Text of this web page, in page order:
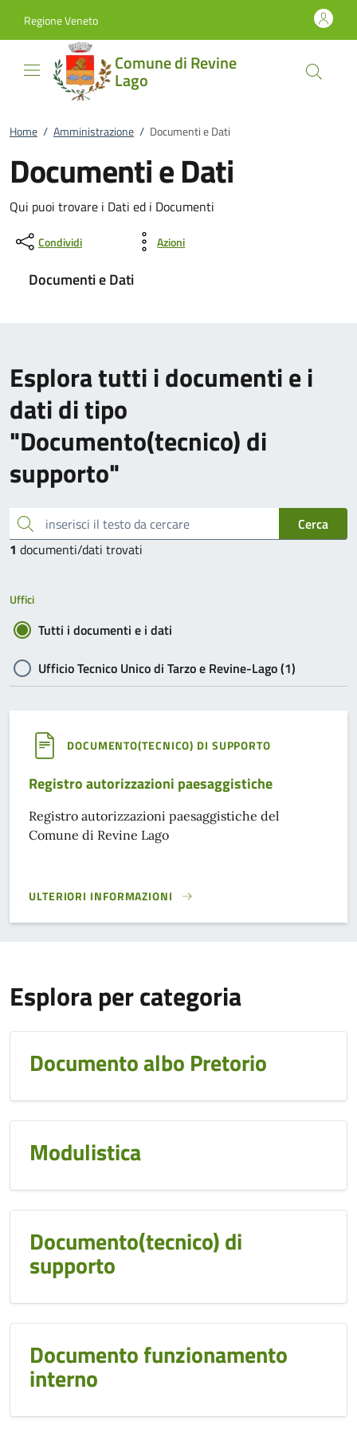
Regione Veneto
Comune di Revine
Lago
Home / Amministrazione / Documenti e Dati
Documenti e Dati
Qui puoi trovare i Dati ed i Documenti
Condividi Azioni
Documenti e Dati
Esplora tutti i documenti e i
dati di tipo
"Documento(tecnico) di
supporto"
inserisci il testo da cercare
Cerca
1 documenti/dati trovati
Uffici
Tutti i documenti e i dati
Ufficio Tecnico Unico di Tarzo e Revine-Lago (1)
DOCUMENTO(TECNICO) DI SUPPORTO
Registro autorizzazioni paesaggistiche
Registro autorizzazioni paesaggistiche del
Comune di Revine Lago
ULTERIORI INFORMAZIONI
REGISTRO AUTORIZZAZIONI PAESAGGISTICHE}
Esplora per categoria
Documento albo Pretorio
Modulistica
Documento(tecnico) di
supporto
Documento funzionamento
interno